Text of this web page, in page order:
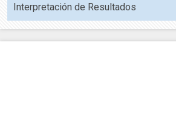
Interpretación de Resultados